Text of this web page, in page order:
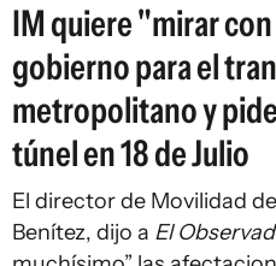
IM quiere "mirar
gobierno para el
metropolitano y
túnel en 18 de Julio
El director de Movilidad
Benítez, dijo a El